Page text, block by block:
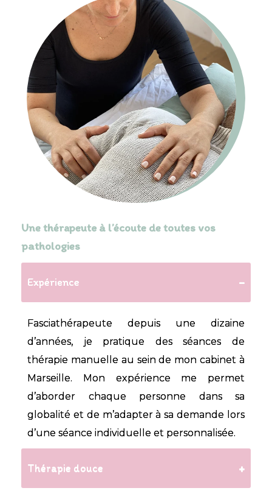
Une thérapeute à l’écoute de toutes vos
pathologies
Expérience
Fasciathérapeute depuis une dizaine
d’années, je pratique des séances de
thérapie manuelle au sein de mon cabinet à
Marseille. Mon expérience me permet
d’aborder chaque personne dans sa
globalité et de m’adapter à sa demande lors
d’une séance individuelle et personnalisée.
Thérapie douce